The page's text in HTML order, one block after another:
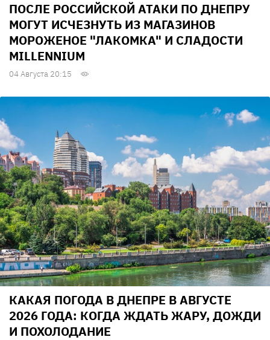
ПОСЛЕ РОССИЙСКОЙ АТАКИ ПО ДНЕПРУ
МОГУТ ИСЧЕЗНУТЬ ИЗ МАГАЗИНОВ
МОРОЖЕНОЕ "ЛАКОМКА" И СЛАДОСТИ
MILLENNIUM
04 Августа 20:15
КАКАЯ ПОГОДА В ДНЕПРЕ В АВГУСТЕ
2026 ГОДА: КОГДА ЖДАТЬ ЖАРУ, ДОЖДИ
И ПОХОЛОДАНИЕ